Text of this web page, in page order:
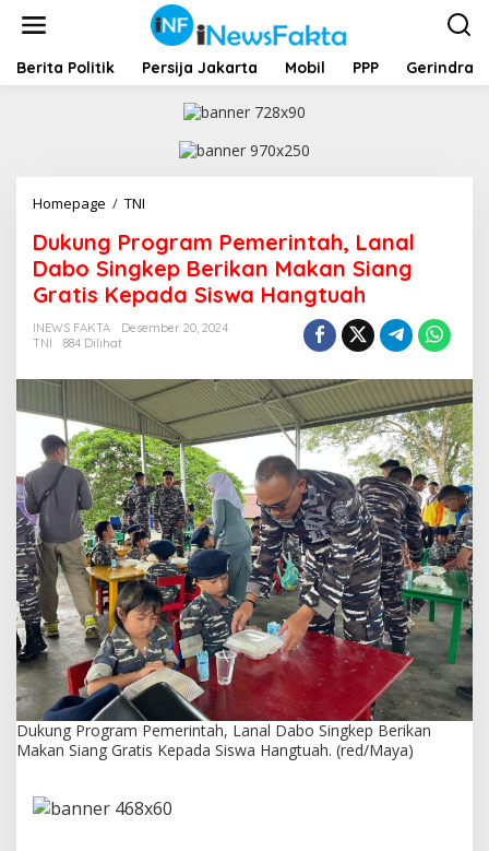
t
Berita Politik Persija Jakarta Mobil PPP Gerindra
Homepage / TNI
k
u
n
g
g
r
a
m
P
e
m
e
r
i
n
t
a
h
,
L
a
n
a
l
b
Dukung Program Pemerintah, Lanal
Dabo Singkep Berikan Makan Siang
Gratis Kepada Siswa Hangtuah
INEWS FAKTA
Desember 20, 2024
TNI
884 Dilihat
Dukung Program Pemerintah, Lanal Dabo Singkep Berikan
Makan Siang Gratis Kepada Siswa Hangtuah. (red/Maya)